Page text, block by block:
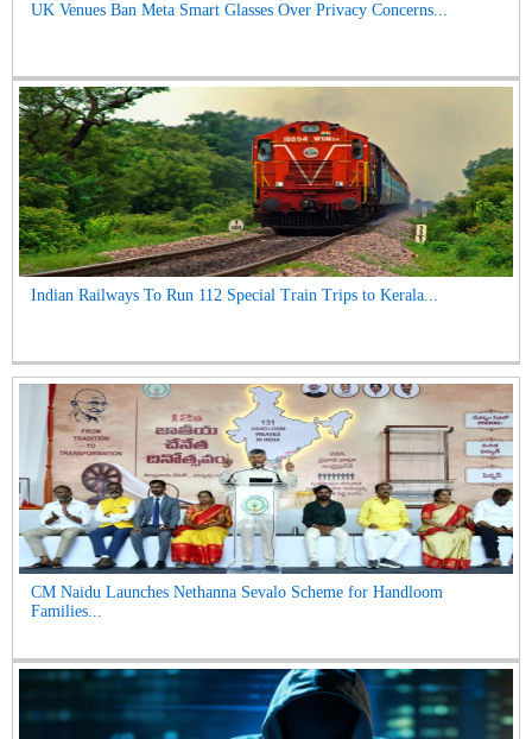
UK Venues Ban Meta Smart Glasses Over Privacy Concerns...
Indian Railways To Run 112 Special Train Trips to Kerala...
CM Naidu Launches Nethanna Sevalo Scheme for Handloom
Families...